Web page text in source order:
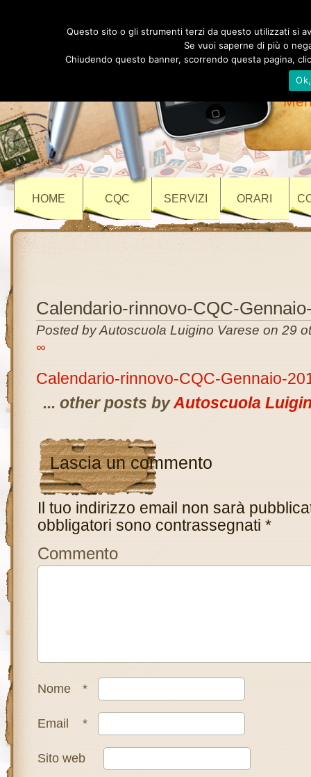
HOME CQC SERVIZI ORARI
Calendario-rinnovo-CQC-
Posted by Autoscuola Luigino Varese on 29
∞
Calendario-rinnovo-CQC-Gennaio-
... other posts byAutoscuola
Lascia un commento
Il tuo indirizzo email non sarà
obbligatori sono contrassegnati *
Commento
Nome *
Email *
Sito web
Questo sito o gli strumenti terzi da questo utilizzati si
Se vuoi saperne di più o
Chiudendo questo banner, scorrendo questa pagina,